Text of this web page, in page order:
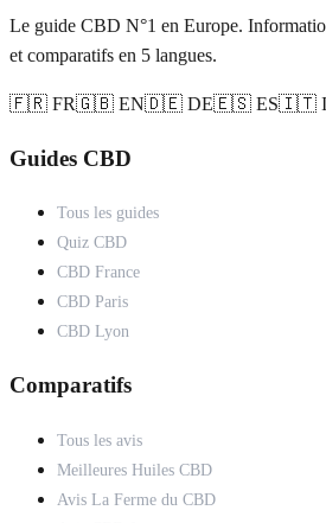
Le guide CBD N°1 en Europe.
et comparatifs en 5 langues.
🇫🇷 FR🇬🇧 EN🇩🇪 DE🇪🇸 ES🇮🇹
Guides CBD
Tous les guides
Quiz CBD
CBD France
CBD Paris
CBD Lyon
Comparatifs
Tous les avis
Meilleures Huiles CBD
Avis La Ferme du CBD